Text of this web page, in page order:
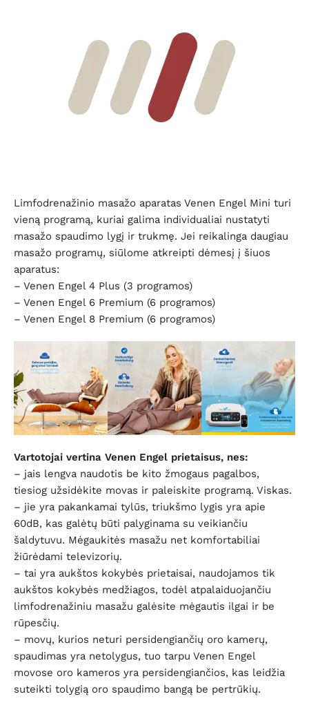
Limfodrenažinio masažo aparatas Venen Engel Mini turi
vieną programą, kuriai galima individualiai nustatyti
masažo spaudimo lygį ir trukmę. Jei reikalinga daugiau
masažo programų, siūlome atkreipti dėmesį į šiuos
aparatus:
– Venen Engel 4 Plus (3 programos)
– Venen Engel 6 Premium (6 programos)
– Venen Engel 8 Premium (6 programos)
Vartotojai vertina Venen Engel prietaisus, nes:
– jais lengva naudotis be kito žmogaus pagalbos,
tiesiog užsidėkite movas ir paleiskite programą. Viskas.
– jie yra pakankamai tylūs, triukšmo lygis yra apie
60dB, kas galėtų būti palyginama su veikiančiu
šaldytuvu. Mėgaukitės masažu net komfortabiliai
žiūrėdami televizorių.
– tai yra aukštos kokybės prietaisai, naudojamos tik
aukštos kokybės medžiagos, todėl atpalaiduojančiu
limfodrenažiniu masažu galėsite mėgautis ilgai ir be
rūpesčių.
– movų, kurios neturi persidengiančių oro kamerų,
spaudimas yra netolygus, tuo tarpu Venen Engel
movose oro kameros yra persidengiančios, kas leidžia
suteikti tolygią oro spaudimo bangą be pertrūkių.